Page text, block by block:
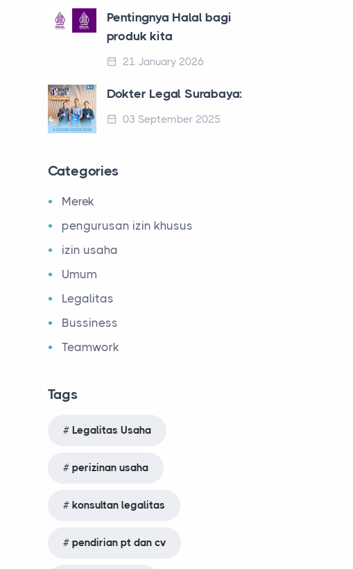
Pentingnya Halal bagi
produk kita
21 January 2026
Dokter Legal Surabaya:
03 September 2025
Categories
Merek
pengurusan izin khusus
izin usaha
Umum
Legalitas
Bussiness
Teamwork
Tags
Legalitas Usaha
perizinan usaha
konsultan legalitas
pendirian pt dan cv